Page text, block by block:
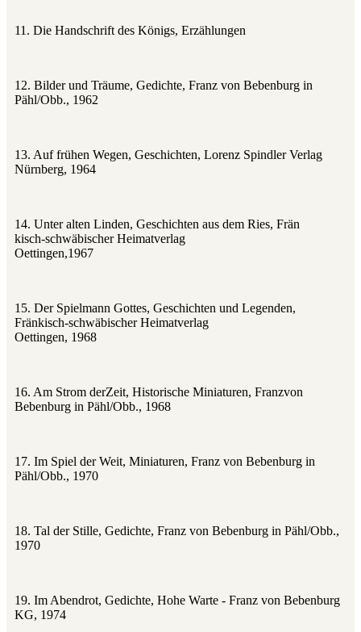
11. Die Handschrift des Königs, Erzählungen
12. Bilder und Träume, Gedichte, Franz von Bebenburg in
Pähl/Obb., 1962
13. Auf frühen Wegen, Geschichten, Lorenz Spindler Verlag
Nürnberg, 1964
14. Unter alten Linden, Geschichten aus dem Ries, Frän
kisch‑schwäbischer Heimatverlag
Oettingen,1967
15. Der Spielmann Gottes, Geschichten und Legenden,
Fränkisch‑schwäbischer Heimatverlag
Oettingen, 1968
16. Am Strom derZeit, Historische Miniaturen, Franzvon
Bebenburg in Pähl/Obb., 1968
17. Im Spiel der Weit, Miniaturen, Franz von Bebenburg in
Pähl/Obb., 1970
18. Tal der Stille, Gedichte, Franz von Bebenburg in Pähl/Obb.,
1970
19. Im Abendrot, Gedichte, Hohe Warte ‑ Franz von Bebenburg
KG, 1974